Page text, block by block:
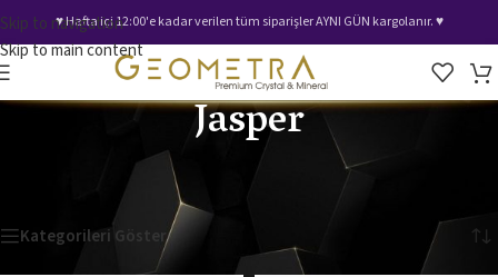
Skip to navigation
Skip to main content
♥️ Hafta içi 12:00'e kadar verilen tüm siparişler AYNI GÜN kargolanır. ♥️
Jasper
Doğal Taş Çeşitleri /
3 sonucun tümü gösteriliyor
Kategorileri Göster